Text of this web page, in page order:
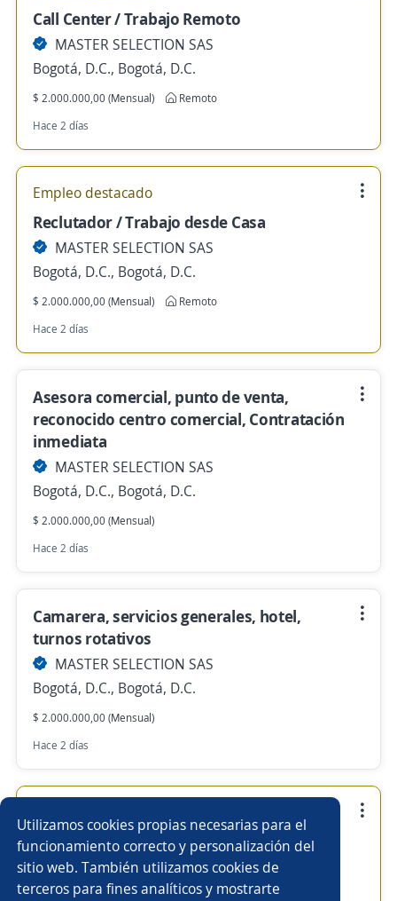
Utilizamos cookies propias necesarias para el
funcionamiento correcto y personalización del
sitio web. También utilizamos cookies de
terceros para fines analíticos y mostrarte
Call Center / Trabajo Remoto
MASTER SELECTION SAS
Bogotá, D.C., Bogotá, D.C.
$ 2.000.000,00 (Mensual)
Remoto
Hace 2 días
Empleo destacado
Reclutador / Trabajo desde Casa
MASTER SELECTION SAS
Bogotá, D.C., Bogotá, D.C.
$ 2.000.000,00 (Mensual)
Remoto
Hace 2 días
Asesora comercial, punto de venta,
reconocido centro comercial, Contratación
inmediata
MASTER SELECTION SAS
Bogotá, D.C., Bogotá, D.C.
$ 2.000.000,00 (Mensual)
Hace 2 días
Camarera, servicios generales, hotel,
turnos rotativos
MASTER SELECTION SAS
Bogotá, D.C., Bogotá, D.C.
$ 2.000.000,00 (Mensual)
Hace 2 días
Vendedor / Promotor / Asesor Comercial /
Con o sin experiencia
MASTER SELECTION SAS